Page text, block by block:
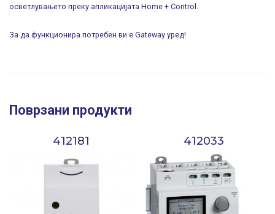
осветлувањето преку апликацијата Home + Control.
За да функционира потребен ви е Gateway уред!
Поврзани продукти
412181 412033